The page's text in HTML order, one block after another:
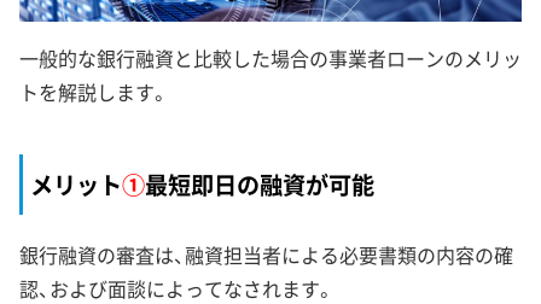
一般的な銀行融資と比較した場合の事業者ローンのメリッ
トを解説します。
メリット①最短即日の融資が可能
銀行融資の審査は、融資担当者による必要書類の内容の確
認、および面談によってなされます。